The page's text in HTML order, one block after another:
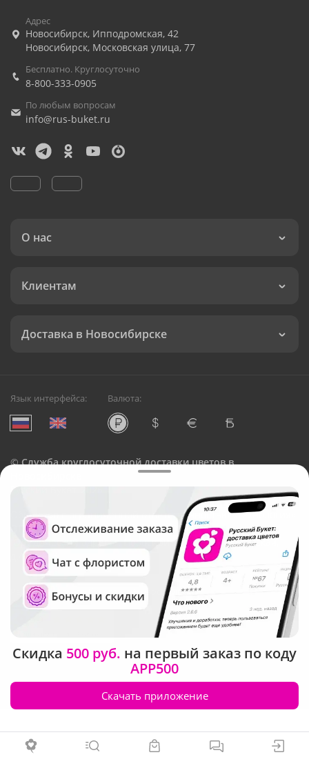
Адрес
Новосибирск, Ипподромская, 42
Новосибирск, Московская улица, 77
Бесплатно. Круглосуточно
8-800-333-0905
По любым вопросам
info@rus-buket.ru
О нас
Клиентам
Доставка в Новосибирске
Язык интерфейса: Валюта:
©Служба круглосуточной доставки цветов в
Русский Букет, 2026
Общество с ограниченной ответственностью «Технология»
ОГРН: 1195476081745, ИНН: 5410081997
Юридический адрес: г. Новосибирск, ул. Ипподромская,
д.42, оф. 3
Рейтинг Русского букета в г. Новосибирск
Скидка 500 руб. на первый заказ по коду
APP500
Скачать приложение